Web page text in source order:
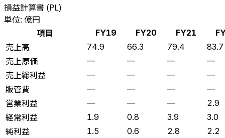
損益計算書 (PL)
単位: 億円
項目
FY19 FY20 FY21
売上高 74.9 66.3 79.4 83.7
売上原価 — — — —
売上総利益 — — — —
販管費 — — — —
営業利益 — — — 2.9
経常利益 1.9 0.8 3.9 3.0
純利益 1.5 0.6 2.8 2.2